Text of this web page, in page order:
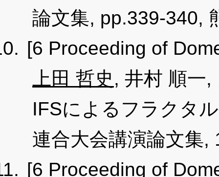
論文集, pp.339-340,
[6 Proceeding of
上田 哲史 , 井村 順一
IFSによるフラクタ
連合大会講演論文集,
[6 Proceeding of